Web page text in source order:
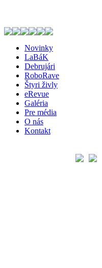
Novinky
LaBáK
Debrujári
RoboRave
Štyri živly
eRevue
Galéria
Pre média
O nás
Kontakt